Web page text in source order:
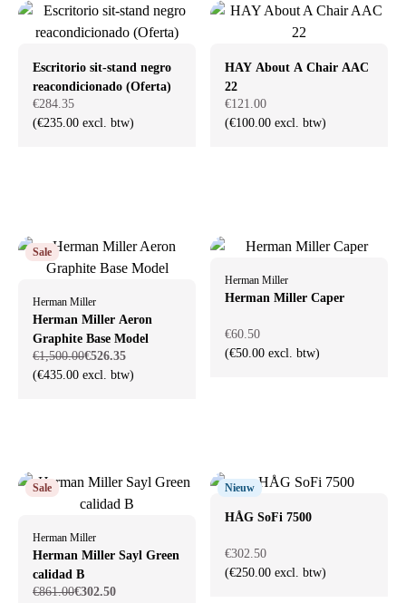
Escritorio sit-stand negro
reacondicionado (Oferta)
€284.35
(€235.00 excl. btw)
HAY About A Chair AAC
22
€121.00
(€100.00 excl. btw)
Sale
Herman Miller
Herman Miller Aeron
Graphite Base Model
€1,500.00€526.35
(€435.00 excl. btw)
Herman Miller
Herman Miller Caper
€60.50
(€50.00 excl. btw)
Sale
Herman Miller
Herman Miller Sayl Green
calidad B
€861.00€302.50
Nieuw
HÅG SoFi 7500
€302.50
(€250.00 excl. btw)